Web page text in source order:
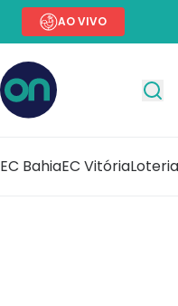
AO VIVO
EC BahiaEC Vitória